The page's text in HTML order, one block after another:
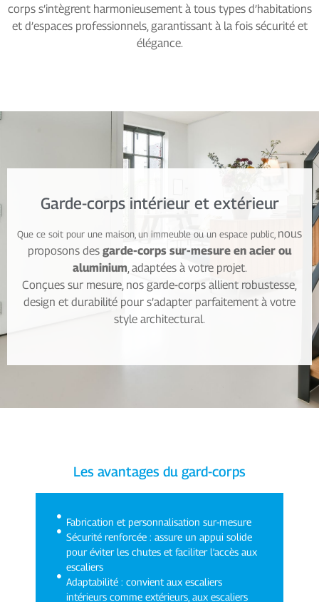
corps s’intègrent harmonieusement à tous types d’habitations
et d’espaces professionnels, garantissant à la fois sécurité et
élégance.
Garde-corps intérieur et extérieur
Que ce soit pour une maison, un immeuble ou un espace public, nous
proposons des garde-corps sur-mesure en acier ou
aluminium , adaptées à votre projet.
Conçues sur mesure, nos garde-corps allient robustesse,
design et durabilité pour s’adapter parfaitement à votre
style architectural.
Les avantages du gard-corps
Fabrication et personnalisation sur-mesure
Sécurité renforcée : assure un appui solide
pour éviter les chutes et faciliter l'accès aux
escaliers
Adaptabilité : convient aux escaliers
intérieurs comme extérieurs, aux escaliers